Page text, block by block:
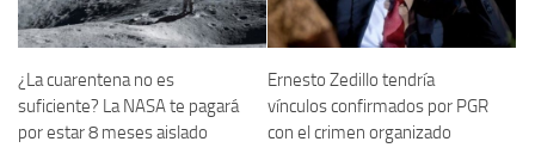
¿La cuarentena no es
suficiente? La NASA te pagará
por estar 8 meses aislado
Ernesto Zedillo tendría
vínculos confirmados por PGR
con el crimen organizado